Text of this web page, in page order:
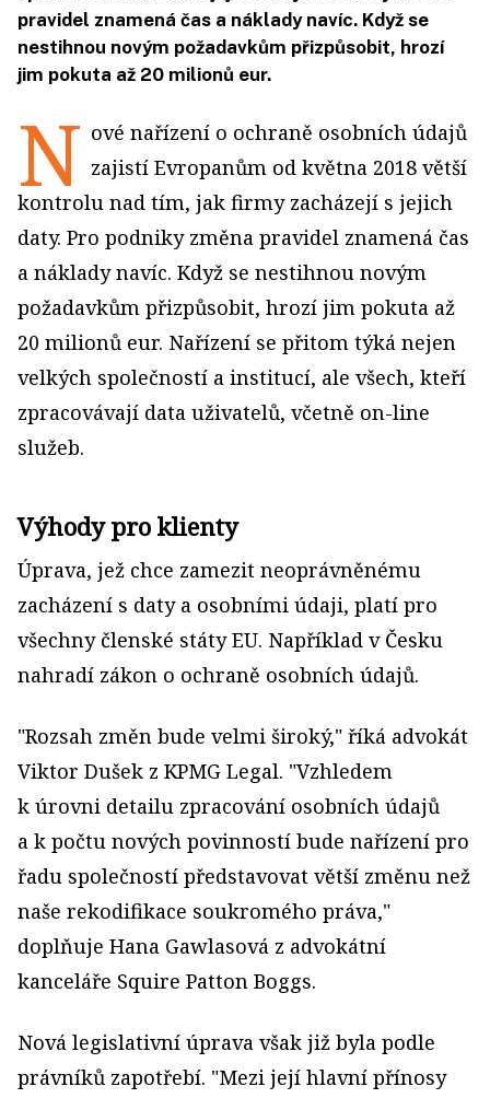
pravidel znamená čas a náklady navíc. Když se
nestihnou novým požadavkům přizpůsobit, hrozí
jim pokuta až 20 milionů eur.
N ové nařízení o ochraně osobních údajů
zajistí Evropanům od května 2018 větší
kontrolu nad tím, jak firmy zacházejí s jejich
daty. Pro podniky změna pravidel znamená čas
a náklady navíc. Když se nestihnou novým
požadavkům přizpůsobit, hrozí jim pokuta až
20 milionů eur. Nařízení se přitom týká nejen
velkých společností a institucí, ale všech, kteří
zpracovávají data uživatelů, včetně on-line
služeb.
Výhody pro klienty
Úprava, jež chce zamezit neoprávněnému
zacházení s daty a osobními údaji, platí pro
všechny členské státy EU. Například v Česku
nahradí zákon o ochraně osobních údajů.
"Rozsah změn bude velmi široký," říká advokát
Viktor Dušek z KPMG Legal. "Vzhledem
k úrovni detailu zpracování osobních údajů
a k počtu nových povinností bude nařízení pro
řadu společností představovat větší změnu než
naše rekodifikace soukromého práva,"
doplňuje Hana Gawlasová z advokátní
kanceláře Squire Patton Boggs.
Nová legislativní úprava však již byla podle
právníků zapotřebí. "Mezi její hlavní přínosy